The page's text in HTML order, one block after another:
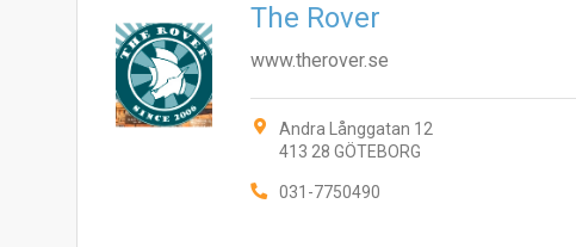
The Rover
www.therover.se
Andra Långgatan 12
413 28 GÖTEBORG
031-7750490